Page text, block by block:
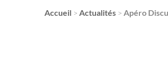
Accueil >Actualités >Apéro